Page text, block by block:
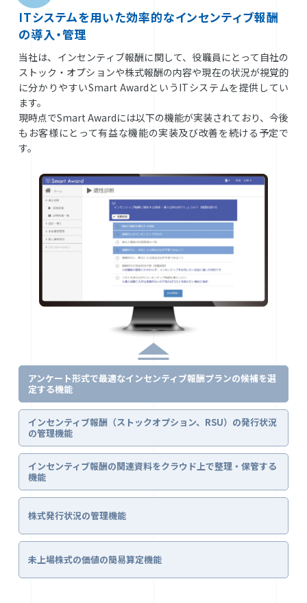
ITシステムを用いた効率的なインセンティブ報酬
の導入・管理
当社は、インセンティブ報酬に関して、役職員にとって自社の
ストック・オプションや株式報酬の内容や現在の状況が視覚的
に分かりやすいSmart AwardというITシステムを提供してい
ます。
現時点でSmart Awardには以下の機能が実装されており、今後
もお客様にとって有益な機能の実装及び改善を続ける予定で
す。
アンケート形式で最適なインセンティブ報酬プランの候補を選
定する機能
インセンティブ報酬（ストックオプション、RSU）の発行状況
の管理機能
インセンティブ報酬の関連資料をクラウド上で整理・保管する
機能
株式発行状況の管理機能
未上場株式の価値の簡易算定機能